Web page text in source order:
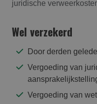
juridische
Wel verzekerd
Door derden
Vergoeding van
Vergoeding van